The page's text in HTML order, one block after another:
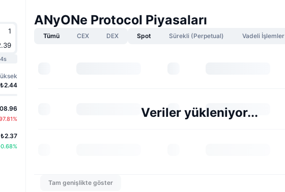
₺2.44
%
₺2.37
0.68%
ANyONe Protocol Piyasaları
Tümü CEX DEX Spot Sürekli (Perpetual) Vadeli İşlemler
Veriler yükleniyor...
Tam genişlikte göster